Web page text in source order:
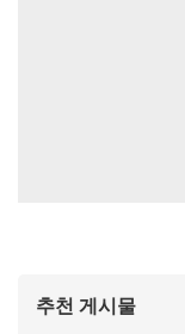
추천 게시물